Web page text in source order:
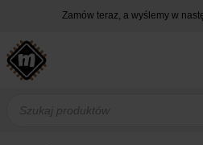
treści
Zamów teraz, a wyślemy w
produktów